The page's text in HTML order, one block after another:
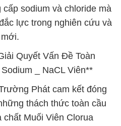
cấp sodium và chloride mà
lực trong nghiên cứu và
Quyết Vấn Đề Toàn
_ NaCL Viên**
Phát cam kết đóng
thách thức toàn cầu
chất Muối Viên Clorua